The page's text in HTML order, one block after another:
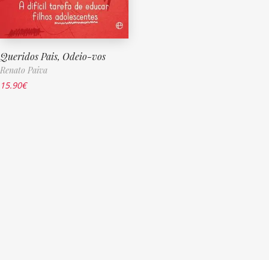
Queridos Pais, Odeio-vos
Renato Paiva
15.90€